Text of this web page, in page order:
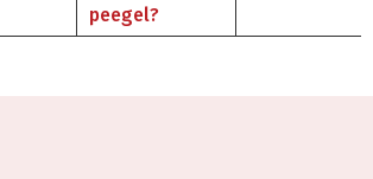
peegel?